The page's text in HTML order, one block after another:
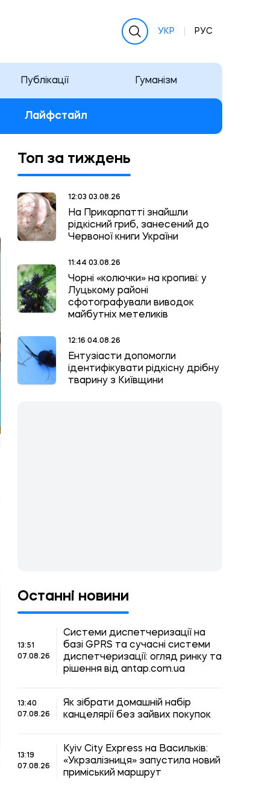
УКР РУС
Публікації Гуманізм
Лайфстайл
Топ за тиждень
12:03 03.08.26
На Прикарпатті знайшли
рідкісний гриб, занесений до
Червоної книги України
11:44 03.08.26
Чорні «колючки» на кропиві: у
Луцькому районі
сфотографували виводок
майбутніх метеликів
12:16 04.08.26
Ентузіасти допомогли
ідентифікувати рідкісну дрібну
тварину з Київщини
Останні новини
13:51
07.08.26
Системи диспетчеризації на
базі GPRS та сучасні системи
диспетчеризації: огляд ринку та
рішення від antap.com.ua
13:40
07.08.26
Як зібрати домашній набір
канцелярії без зайвих покупок
13:19
07.08.26
Kyiv City Express на Васильків:
«Укрзалізниця» запустила новий
приміський маршрут